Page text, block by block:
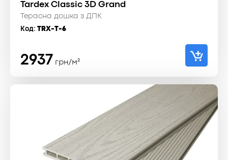
Tardex Classic 3D Grand
Терасна дошка з ДПК
Код: TRX-T-6
2937 грн/м²